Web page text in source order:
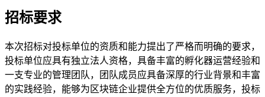
招标要求
本次招标对投标单位的资质和能力提出了严格而明确的要求，
投标单位应具有独立法人资格，具备丰富的孵化器运营经验和
一支专业的管理团队，团队成员应具备深厚的行业背景和丰富
的实践经验，能够为区块链企业提供全方位的优质服务，投标